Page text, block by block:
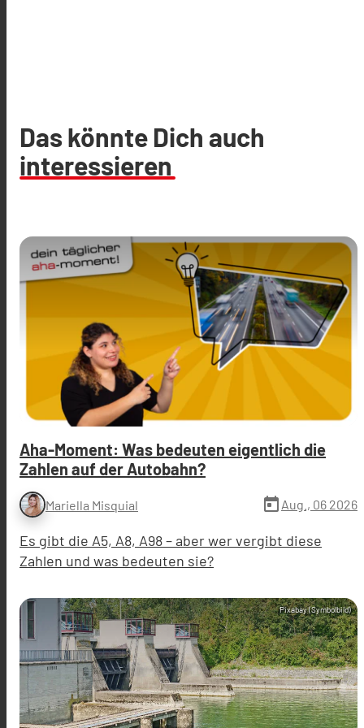
Das könnte Dich auch
interessieren
Aha-Moment: Was bedeuten eigentlich die
Zahlen auf der Autobahn?
Mariella Misquial today Aug., 06 2026
Es gibt die A5, A8, A98 – aber wer vergibt diese
Zahlen und was bedeuten sie?
Pixabay (Symbolbild)